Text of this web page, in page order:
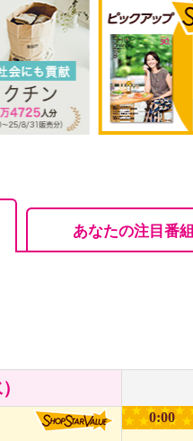
あなたの注目番組
0:00